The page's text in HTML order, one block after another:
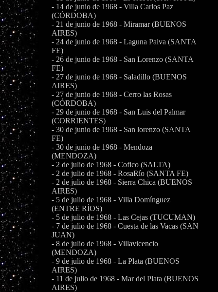
- 14 de junio de 1968 - Villa Carlos Paz
(CÓRDOBA)
- 21 de junio de 1968 - Miramar (BUENOS
AIRES)
- 24 de junio de 1968 - Laguna Paiva (SANTA
FE)
- 26 de junio de 1968 - San Lorenzo (SANTA
FE)
- 27 de junio de 1968 - Saladillo (BUENOS
AIRES)
- 27 de junio de 1968 - Cerro las Rosas
(CÓRDOBA)
- 29 de junio de 1968 - San Luis del Palmar
(CORRIENTES)
- 30 de junio de 1968 - San lorenzo (SANTA
FE)
- 30 de junio de 1968 - Mendoza
(MENDOZA)
- 2 de julio de 1968 - Cofico (SALTA)
- 2 de julio de 1968 - RosaRío (SANTA FE)
- 2 de julio de 1968 - Sierra Chica (BUENOS
AIRES)
- 5 de julio de 1968 - Villa Domínguez
(ENTRE RÍOS)
- 5 de julio de 1968 - Las Cejas (TUCUMAN)
- 7 de julio de 1968 - Cuesta de las Vacas (SAN
JUAN)
- 8 de julio de 1968 - Villavicencio
(MENDOZA)
- 9 de julio de 1968 - La Plata (BUENOS
AIRES)
- 11 de julio de 1968 - Mar del Plata (BUENOS
AIRES)